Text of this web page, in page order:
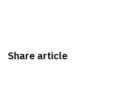
Share article